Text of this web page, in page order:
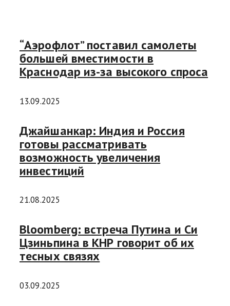
“Аэрофлот” поставил самолеты
большей вместимости в
Краснодар из-за высокого спроса
13.09.2025
Джайшанкар: Индия и Россия
готовы рассматривать
возможность увеличения
инвестиций
21.08.2025
Bloomberg: встреча Путина и Си
Цзиньпина в КНР говорит об их
тесных связях
03.09.2025